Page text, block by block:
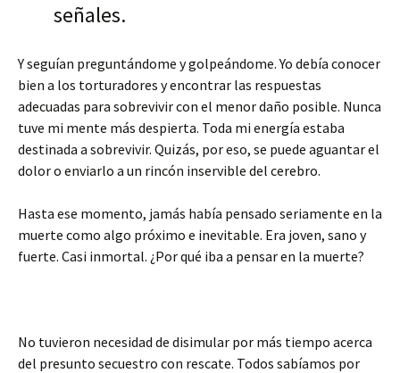
señales.
Y seguían preguntándome y golpeándome. Yo debía conocer
bien a los torturadores y encontrar las respuestas
adecuadas para sobrevivir con el menor daño posible. Nunca
tuve mi mente más despierta. Toda mi energía estaba
destinada a sobrevivir. Quizás, por eso, se puede aguantar el
dolor o enviarlo a un rincón inservible del cerebro.
Hasta ese momento, jamás había pensado seriamente en la
muerte como algo próximo e inevitable. Era joven, sano y
fuerte. Casi inmortal. ¿Por qué iba a pensar en la muerte?
No tuvieron necesidad de disimular por más tiempo acerca
del presunto secuestro con rescate. Todos sabíamos por